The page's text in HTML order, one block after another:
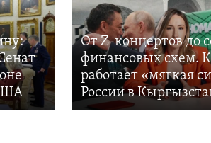
От Z-концертов до
финансовых схем.
работает «мягкая
России в